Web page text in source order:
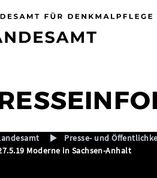
Presse- und
Moderne in Sachsen-Anhalt